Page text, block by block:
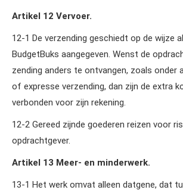
Artikel 12 Vervoer.
12‑1 De verzending geschiedt op de wijze
BudgetBuks aangegeven. Wenst de
zending anders te ontvangen, zoals onder
of expresse verzending, dan zijn de extra
verbonden voor zijn rekening.
12‑2 Gereed zijnde goederen reizen voor
opdrachtgever.
Artikel 13 Meer‑ en minderwerk.
13‑1 Het werk omvat alleen datgene, dat